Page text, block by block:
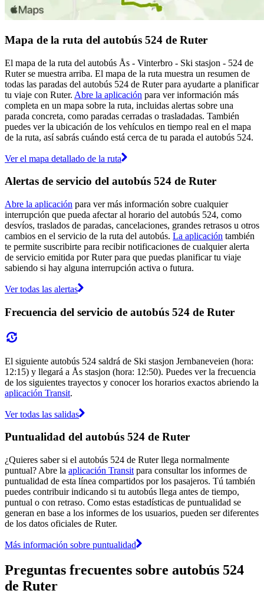
Mapa de la ruta del autobús 524 de Ruter
El mapa de la ruta del autobús Ås - Vinterbro - Ski stasjon - 524 de
Ruter se muestra arriba. El mapa de la ruta muestra un resumen de
todas las paradas del autobús 524 de Ruter para ayudarte a planificar
tu viaje con Ruter. Abre la aplicación para ver información más
completa en un mapa sobre la ruta, incluidas alertas sobre una
parada concreta, como paradas cerradas o trasladadas. También
puedes ver la ubicación de los vehículos en tiempo real en el mapa
de la ruta, así sabrás cuándo está cerca de tu parada el autobús 524.
Ver el mapa detallado de la ruta
Alertas de servicio del autobús 524 de Ruter
Abre la aplicación para ver más información sobre cualquier
interrupción que pueda afectar al horario del autobús 524, como
desvíos, traslados de paradas, cancelaciones, grandes retrasos u otros
cambios en el servicio de la ruta del autobús. La aplicación también
te permite suscribirte para recibir notificaciones de cualquier alerta
de servicio emitida por Ruter para que puedas planificar tu viaje
sabiendo si hay alguna interrupción activa o futura.
Ver todas las alertas
Frecuencia del servicio de autobús 524 de Ruter
El siguiente autobús 524 saldrá de Ski stasjon Jernbaneveien (hora:
12:15) y llegará a Ås stasjon (hora: 12:50). Puedes ver la frecuencia
de los siguientes trayectos y conocer los horarios exactos abriendo la
aplicación Transit.
Ver todas las salidas
Puntualidad del autobús 524 de Ruter
¿Quieres saber si el autobús 524 de Ruter llega normalmente
puntual? Abre la aplicación Transit para consultar los informes de
puntualidad de esta línea compartidos por los pasajeros. Tú también
puedes contribuir indicando si tu autobús llega antes de tiempo,
puntual o con retraso. Como estas estadísticas de puntualidad se
generan en base a los informes de los usuarios, pueden ser diferentes
de los datos oficiales de Ruter.
Más información sobre puntualidad
Preguntas frecuentes sobre autobús 524
de Ruter